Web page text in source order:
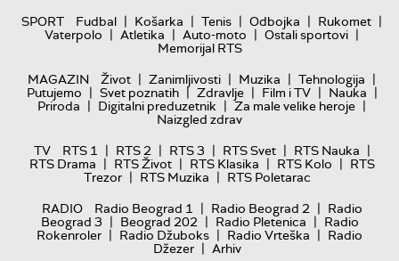
SPORT
Fudbal | Košarka | Tenis | Odbojka | Rukomet |
Vaterpolo | Atletika | Auto-moto | Ostali sportovi |
Memorijal RTS
MAGAZIN
Život | Zanimljivosti | Muzika | Tehnologija |
Putujemo | Svet poznatih | Zdravlje | Film i TV | Nauka |
Priroda | Digitalni preduzetnik | Za male velike heroje |
Naizgled zdrav
TV
RTS 1 | RTS 2 | RTS 3 | RTS Svet | RTS Nauka |
RTS Drama | RTS Život | RTS Klasika | RTS Kolo | RTS
Trezor | RTS Muzika | RTS Poletarac
RADIO
Radio Beograd 1 | Radio Beograd 2 | Radio
Beograd 3 | Beograd 202 | Radio Pletenica | Radio
Rokenroler | Radio Džuboks | Radio Vrteška | Radio
Džezer | Arhiv